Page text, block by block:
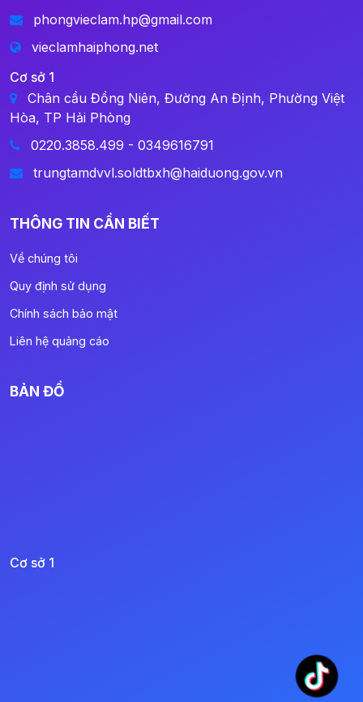
phongvieclam.hp@gmail.com
vieclamhaiphong.net
Cơ sở 1
Chân cầu Đồng Niên, Đường An Định, Phường Việt
Hòa, TP Hải Phòng
0220.3858.499 - 0349616791
trungtamdvvl.soldtbxh@haiduong.gov.vn
THÔNG TIN CẦN BIẾT
Về chúng tôi
Quy định sử dụng
Chính sách bảo mật
Liên hệ quảng cáo
BẢN ĐỒ
Cơ sở 1